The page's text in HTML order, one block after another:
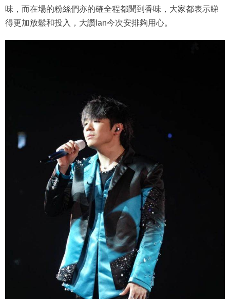
味，而在場的粉絲們亦的確全程都聞到香味，大家都表示睇
得更加放鬆和投入，大讚Ian今次安排夠用心。